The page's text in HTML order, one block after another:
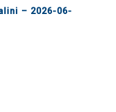
– 2026-06-